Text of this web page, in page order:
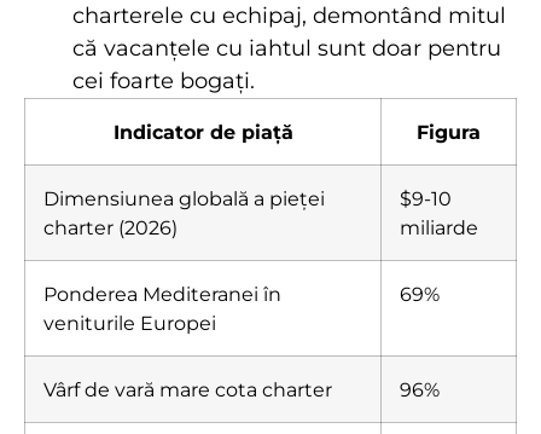
charterele cu echipaj, demontând mitul
că vacanțele cu iahtul sunt doar pentru
cei foarte bogați.
Indicator de piață Figura
Dimensiunea globală a pieței
charter (2026)
$9-10
miliarde
Ponderea Mediteranei în
veniturile Europei
69%
Vârf de vară mare cota charter 96%